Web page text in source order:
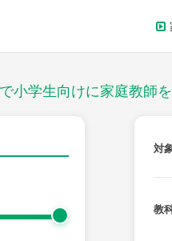
小学生向けに家庭教師
対
教